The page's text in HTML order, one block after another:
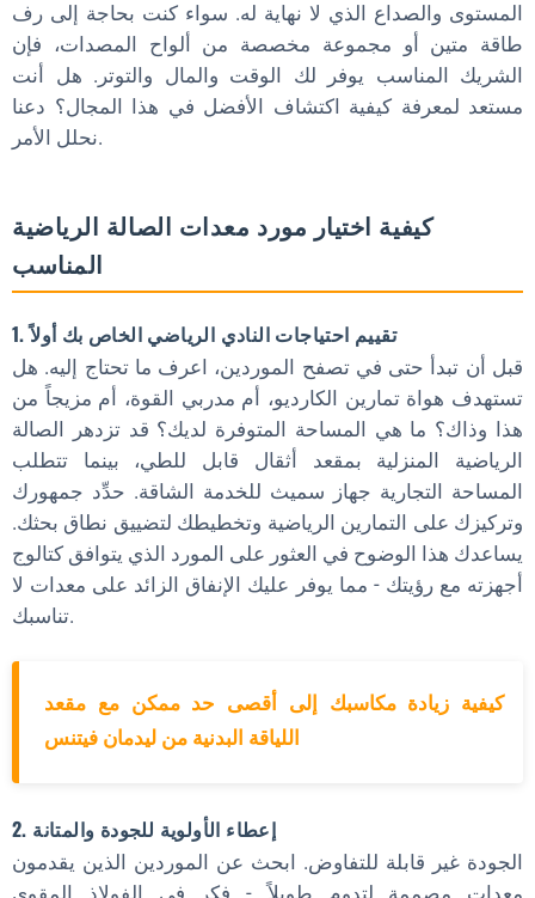
المستوى والصداع الذي لا نهاية له. سواء كنت بحاجة إلى رف
طاقة متين أو مجموعة مخصصة من ألواح المصدات، فإن
الشريك المناسب يوفر لك الوقت والمال والتوتر. هل أنت
مستعد لمعرفة كيفية اكتشاف الأفضل في هذا المجال؟ دعنا
نحلل الأمر.
كيفية اختيار مورد معدات الصالة الرياضية
المناسب
1. تقييم احتياجات النادي الرياضي الخاص بك أولاً
قبل أن تبدأ حتى في تصفح الموردين، اعرف ما تحتاج إليه. هل
تستهدف هواة تمارين الكارديو، أم مدربي القوة، أم مزيجاً من
هذا وذاك؟ ما هي المساحة المتوفرة لديك؟ قد تزدهر الصالة
الرياضية المنزلية بمقعد أثقال قابل للطي، بينما تتطلب
المساحة التجارية جهاز سميث للخدمة الشاقة. حدِّد جمهورك
وتركيزك على التمارين الرياضية وتخطيطك لتضييق نطاق بحثك.
يساعدك هذا الوضوح في العثور على المورد الذي يتوافق كتالوج
أجهزته مع رؤيتك - مما يوفر عليك الإنفاق الزائد على معدات لا
تناسبك.
كيفية زيادة مكاسبك إلى أقصى حد ممكن مع مقعد
اللياقة البدنية من ليدمان فيتنس
2. إعطاء الأولوية للجودة والمتانة
الجودة غير قابلة للتفاوض. ابحث عن الموردين الذين يقدمون